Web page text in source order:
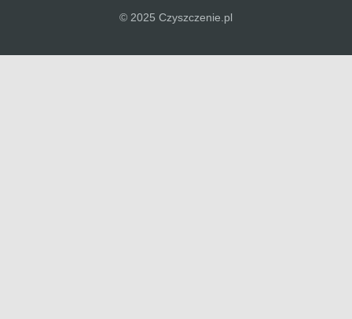
© 2025 Czyszczenie.pl